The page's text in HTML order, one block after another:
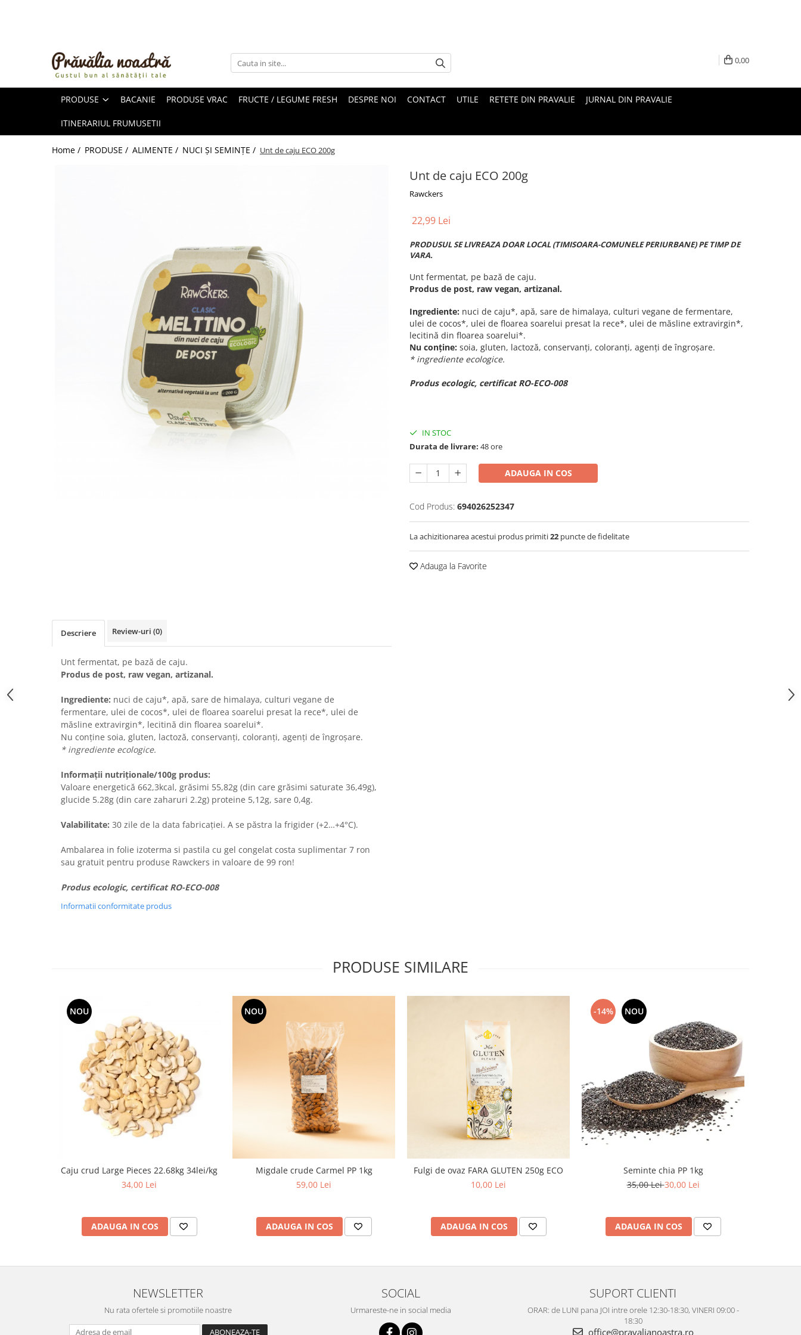
ULEIURI ȘI UNTURI
FRUCTE DESHIDRATATE
0,00
PRODUSE BACANIE PRODUSE VRAC FRUCTE / LEGUME FRESH DESPRE NOI CONTACT UTILE RETETE DIN PRAVALIE JURNAL DIN PRAVALIE
ITINERARIUL FRUMUSETII
Home / PRODUSE / ALIMENTE / NUCI ȘI SEMINȚE / Unt de caju ECO 200g
Unt de caju ECO 200g
Rawckers
22,99 Lei
PRODUSUL SE LIVREAZA DOAR LOCAL (TIMISOARA-COMUNELE PERIURBANE) PE TIMP DE
VARA.
Unt fermentat, pe bază de caju.
Produs de post, raw vegan, artizanal.
Ingrediente: nuci de caju*, apă, sare de himalaya, culturi vegane de fermentare,
ulei de cocos*, ulei de floarea soarelui presat la rece*, ulei de măsline extravirgin*,
lecitină din floarea soarelui*.
Nu conține: soia, gluten, lactoză, conservanți, coloranți, agenți de îngroșare.
* ingrediente ecologice.
Produs ecologic, certificat RO-ECO-008
IN STOC
Durata de livrare: 48 ore
ADAUGA IN COS
Cod Produs: 694026252347
La achizitionarea acestui produs primiti22 puncte de fidelitate
Adauga la Favorite
Descriere Review-uri (0)
Unt fermentat, pe bază de caju.
Produs de post, raw vegan, artizanal.
Ingrediente: nuci de caju*, apă, sare de himalaya, culturi vegane de
fermentare, ulei de cocos*, ulei de floarea soarelui presat la rece*, ulei de
măsline extravirgin*, lecitină din floarea soarelui*.
Nu conține soia, gluten, lactoză, conservanți, coloranți, agenți de îngroșare.
* ingrediente ecologice.
Informații nutriționale/100g produs:
Valoare energetică 662,3kcal, grăsimi 55,82g (din care grăsimi saturate 36,49g),
glucide 5.28g (din care zaharuri 2.2g) proteine 5,12g, sare 0,4g.
Valabilitate: 30 zile de la data fabricației. A se păstra la frigider (+2…+4°C).
Ambalarea in folie izoterma si pastila cu gel congelat costa suplimentar 7 ron
sau gratuit pentru produse Rawckers in valoare de 99 ron!
Produs ecologic, certificat RO-ECO-008
Informatii conformitate produs
PRODUSE SIMILARE
NOU
Caju crud Large Pieces 22.68kg 34lei/kg
34,00 Lei
ADAUGA IN COS
NOU
Migdale crude Carmel PP 1kg
59,00 Lei
ADAUGA IN COS
Fulgi de ovaz FARA GLUTEN 250g ECO
10,00 Lei
ADAUGA IN COS
-14% NOU
Seminte chia PP 1kg
35,00 Lei30,00 Lei
ADAUGA IN COS
NEWSLETTER
Nu rata ofertele si promotiile noastre
SOCIAL
Urmareste-ne in social media
SUPORT CLIENTI
ORAR: de LUNI pana JOI intre orele 12:30-18:30, VINERI 09:00 -
18:30
office@pravalianoastra.ro